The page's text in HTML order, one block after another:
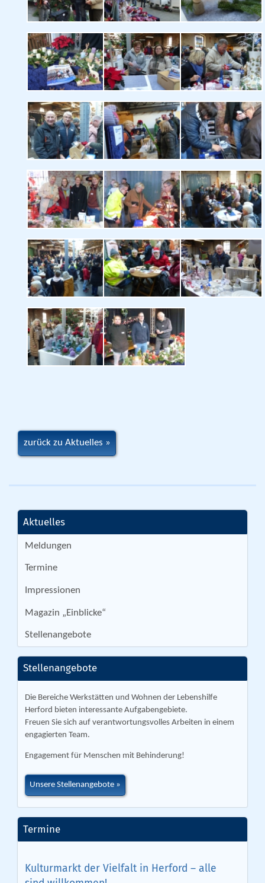
zurück zu Aktuelles
Aktuelles
Meldungen
Termine
Impressionen
Magazin „Einblicke“
Stellenangebote
Stellenangebote
Die Bereiche Werkstätten und Wohnen der Lebenshilfe
Herford bieten interessante Aufgabengebiete.
Freuen Sie sich auf verantwortungsvolles Arbeiten in einem
engagierten Team.
Engagement für Menschen mit Behinderung!
Unsere Stellenangebote
Termine
Kulturmarkt der Vielfalt in Herford – alle